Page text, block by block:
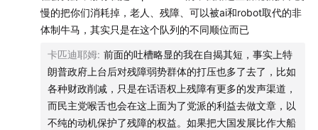
00:43:11｜如果残障状态无法避免，我们想生活在什么样
的社会？
00:48:44 ｜残障在社会中的可见度决定了对残障的情感
00:02:00 | How disability flows into everyone’s life
员提到的流动态在某种程度上push看到的健全人去在自己现
有的状态思考另一种状态的自己 甚至他们可能会理解为 我需
要现在提前思考 构建 因为这是未来随时会发生的事情 这种
“焦虑”？… 但是我还是觉得人只是共情自己想共情的事情而
已 抓住自己有的东西和想争取的东西去搏击 那些他们不共情
的可能正在被 被他们搏击的人 共情。 （比如a是美国中产白
人 不会为黑人发声 生活中也忽视黑人b 但他共情巴勒斯坦并
慢的把你们消耗掉，老人、残障、可以被ai和robot取代的非
体制牛马，其实只是在这个队列的不同顺位而已
卡匹迪耶姆: 前面的吐槽略显的我在自揭其短，事实上特
朗普政府上台后对残障弱势群体的打压也多了去了，比如
各种财政削减，只是在话语权上残障有更多的发声渠道，
而民主党喉舌也会在这上面为了党派的利益去做文章，以
不纯的动机保护了残障的权益。如果把大国发展比作大船